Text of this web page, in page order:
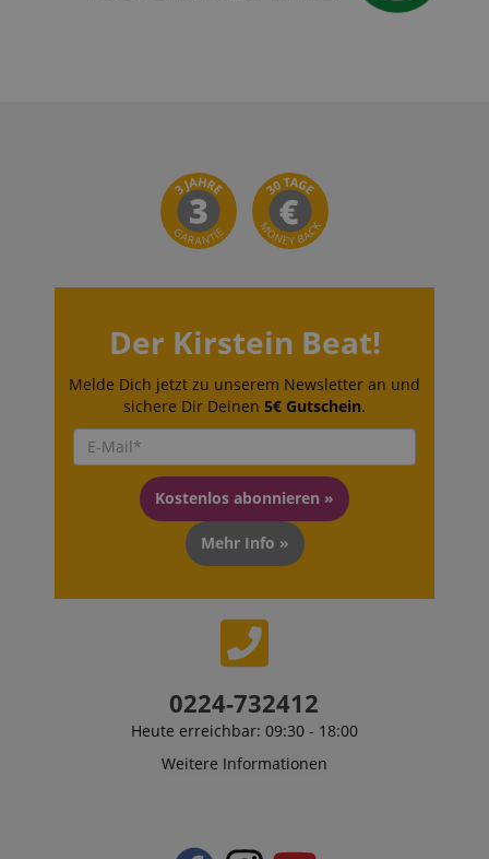
Der Kirstein Beat!
Melde Dich jetzt zu unserem Newsletter an und
sichere Dir Deinen 5€ Gutschein.
Kostenlos abonnieren »
Mehr Info »
0224-732412
Heute erreichbar: 09:30 - 18:00
Weitere Informationen